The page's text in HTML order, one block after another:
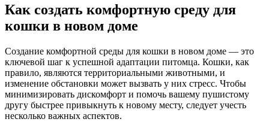
Как создать комфортную среду для
кошки в новом доме
Создание комфортной среды для кошки в новом доме — это
ключевой шаг к успешной адаптации питомца. Кошки, как
правило, являются территориальными животными, и
изменение обстановки может вызвать у них стресс. Чтобы
минимизировать дискомфорт и помочь вашему пушистому
другу быстрее привыкнуть к новому месту, следует учесть
несколько важных аспектов.